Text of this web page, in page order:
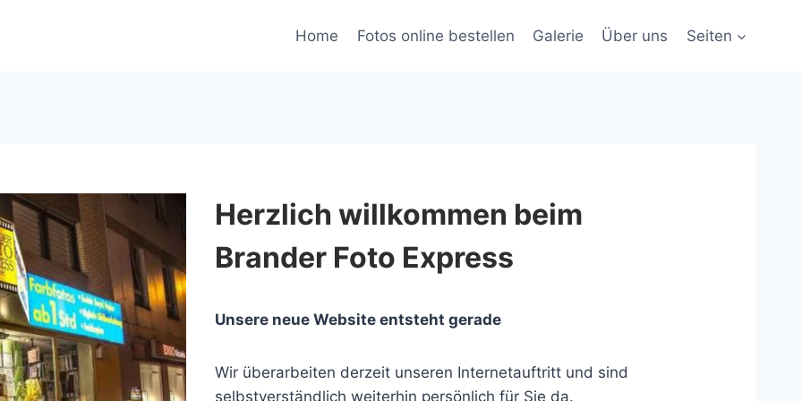
Home Fotos online bestellen Galerie Über uns Seiten
Herzlich willkommen beim
Brander Foto Express
Unsere neue Website entsteht gerade
Wir überarbeiten derzeit unseren Internetauftritt und sind
selbstverständlich weiterhin persönlich für Sie da.